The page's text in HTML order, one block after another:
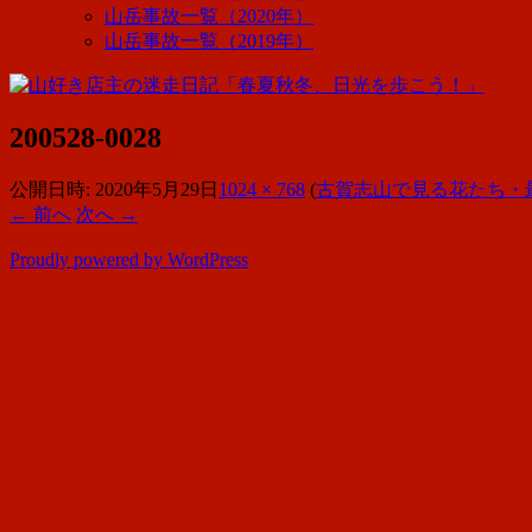
山岳事故一覧（2020年）
山岳事故一覧（2019年）
200528-0028
公開日時: 2020年5月29日 1024 × 768 (古賀志山で見る花たち・
← 前へ 次へ →
Proudly powered by WordPress